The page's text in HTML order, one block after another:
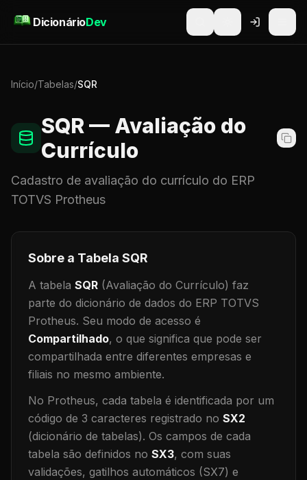
DicionárioDev
Início/Tabelas/SQR
SQR — Avaliação do
Currículo
Cadastro de avaliação do currículo do ERP
TOTVS Protheus
Sobre a Tabela SQR
A tabela SQR (Avaliação do Currículo) faz
parte do dicionário de dados do ERP TOTVS
Protheus. Seu modo de acesso é
Compartilhado, o que significa que pode ser
compartilhada entre diferentes empresas e
filiais no mesmo ambiente.
No Protheus, cada tabela é identificada por um
código de 3 caracteres registrado no SX2
(dicionário de tabelas). Os campos de cada
tabela são definidos no SX3, com suas
validações, gatilhos automáticos (SX7) e